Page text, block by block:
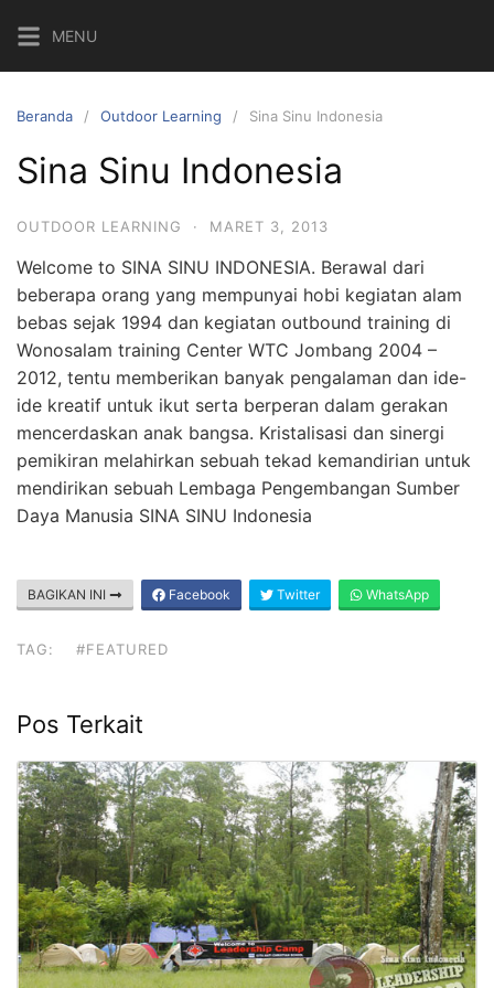
ke
konten
MENU
Beranda Outdoor Learning Sina Sinu Indonesia
Sina Sinu Indonesia
OUTDOOR LEARNING · MARET 3, 2013
Welcome to SINA SINU INDONESIA. Berawal dari
beberapa orang yang mempunyai hobi kegiatan alam
bebas sejak 1994 dan kegiatan outbound training di
Wonosalam training Center WTC Jombang 2004 –
2012, tentu memberikan banyak pengalaman dan ide-
ide kreatif untuk ikut serta berperan dalam gerakan
mencerdaskan anak bangsa. Kristalisasi dan sinergi
pemikiran melahirkan sebuah tekad kemandirian untuk
mendirikan sebuah Lembaga Pengembangan Sumber
Daya Manusia SINA SINU Indonesia
BAGIKAN INI Facebook Twitter WhatsApp
TAG: #FEATURED
Pos Terkait